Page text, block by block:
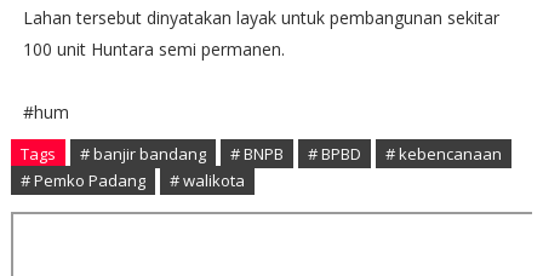
Lahan tersebut dinyatakan layak untuk pembangunan sekitar
100 unit Huntara semi permanen.
#hum
Tags # banjir bandang # BNPB # BPBD
# kebencanaan
# Pemko Padang
# walikota